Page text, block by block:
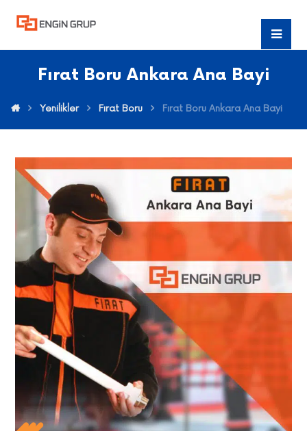
Fırat Boru Ankara Ana Bayi
Yenilikler Fırat Boru Fırat Boru Ankara Ana Bayi